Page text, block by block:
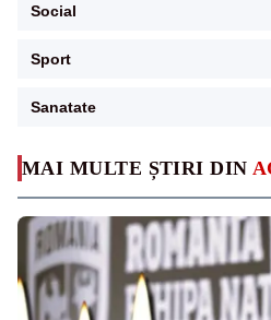
MAI MULTE ȘTIRI DIN
Social
Sport
Sanatate